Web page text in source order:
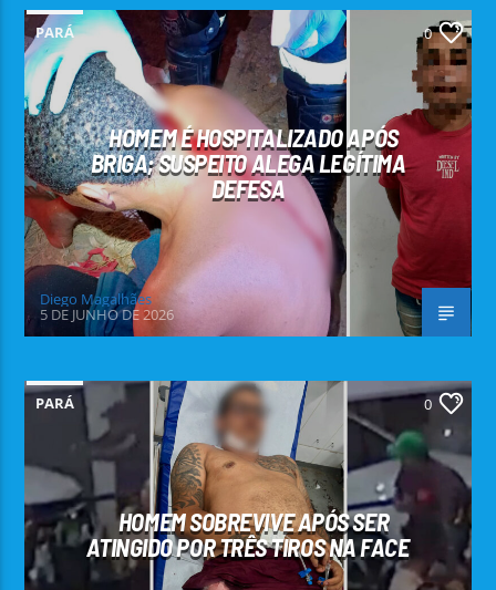
PARÁ 0
HOMEM É HOSPITALIZADO APÓS
BRIGA; SUSPEITO ALEGA LEGÍTIMA
DEFESA
Diego Magalhães
5 DE JUNHO DE 2026
PARÁ 0
HOMEM SOBREVIVE APÓS SER
ATINGIDO POR TRÊS TIROS NA FACE